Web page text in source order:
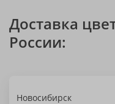
Доставка
России:
Новосибирск